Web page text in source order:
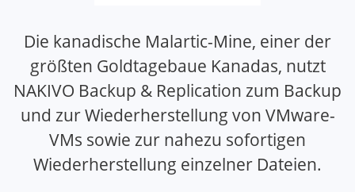
Die kanadische Malartic-Mine, einer der
größten Goldtagebaue Kanadas, nutzt
NAKIVO Backup & Replication zum Backup
und zur Wiederherstellung von VMware-
VMs sowie zur nahezu sofortigen
Wiederherstellung einzelner Dateien.